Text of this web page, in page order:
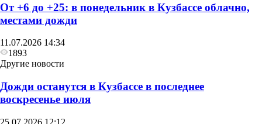
От +6 до +25: в понедельник в Кузбассе облачно,
местами дожди
11.07.2026 14:34
1893
Другие новости
Дожди останутся в Кузбассе в последнее
воскресенье июля
25.07.2026 12:12